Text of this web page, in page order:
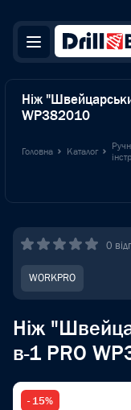
Ніж
WP382010
Головна Каталог
0
WORKPRO
Ніж
в-1 PRO
- 15%